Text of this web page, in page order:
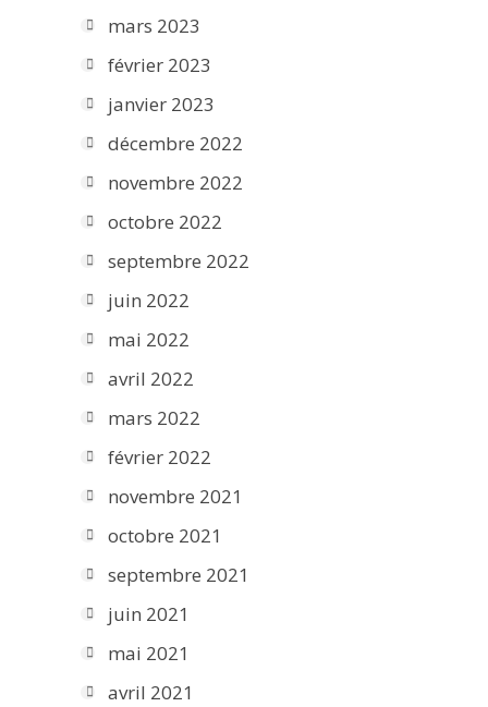
mars 2023
février 2023
janvier 2023
décembre 2022
novembre 2022
octobre 2022
septembre 2022
juin 2022
mai 2022
avril 2022
mars 2022
février 2022
novembre 2021
octobre 2021
septembre 2021
juin 2021
mai 2021
avril 2021